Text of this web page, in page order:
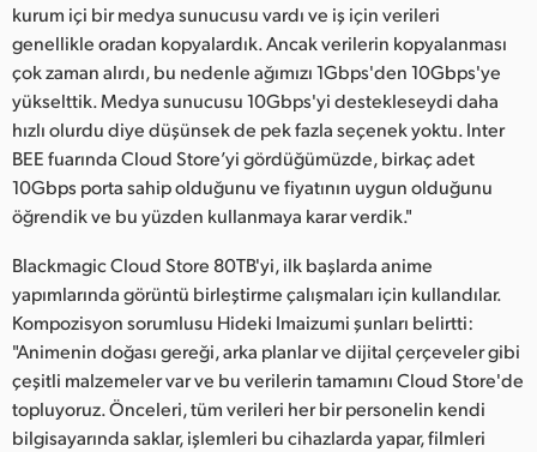
United Kingdom
United States
kurum içi bir medya sunucusu vardı ve iş için verileri
genellikle oradan kopyalardık. Ancak verilerin kopyalanması
çok zaman alırdı, bu nedenle ağımızı 1Gbps'den 10Gbps'ye
yükselttik. Medya sunucusu 10Gbps'yi destekleseydi daha
hızlı olurdu diye düşünsek de pek fazla seçenek yoktu. Inter
BEE fuarında Cloud Store’yi gördüğümüzde, birkaç adet
10Gbps porta sahip olduğunu ve fiyatının uygun olduğunu
öğrendik ve bu yüzden kullanmaya karar verdik."
Blackmagic Cloud Store 80TB'yi, ilk başlarda anime
yapımlarında görüntü birleştirme çalışmaları için kullandılar.
Kompozisyon sorumlusu Hideki Imaizumi şunları belirtti:
"Animenin doğası gereği, arka planlar ve dijital çerçeveler gibi
çeşitli malzemeler var ve bu verilerin tamamını Cloud Store'de
topluyoruz. Önceleri, tüm verileri her bir personelin kendi
bilgisayarında saklar, işlemleri bu cihazlarda yapar, filmleri